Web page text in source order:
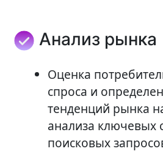
Анализ рынка
Оценка
спроса и
тенденций рынка
анализа ключевых
поисковых